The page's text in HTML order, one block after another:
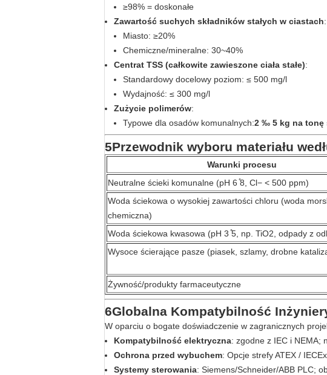
≥98% = doskonałe
Zawartość suchych składników stałych w ciastach:
Miasto: ≥20%
Chemiczne/mineralne: 30~40%
Centrat TSS (całkowite zawieszone ciała stałe):
Standardowy docelowy poziom: ≤ 500 mg/l
Wydajność: ≤ 300 mg/l
Zużycie polimerów:
Typowe dla osadów komunalnych:2 ‰ 5 kg na tonę
5Przewodnik wyboru materiału
Warunki procesu
Neutralne ścieki komunalne (pH 6 ̊8, Cl− < 500 ppm)
Woda ściekowa o wysokiej zawartości chloru (woda
chemiczna)
Woda ściekowa kwasowa (pH 3 ̊5, np. TiO2, odpady z
Wysoce ścierające pasze (piasek, szlamy, drobne
Żywność/produkty farmaceutyczne
6Globalna Kompatybilność
W oparciu o bogate doświadczenie w zagranicznych
Kompatybilność elektryczna: zgodne z IEC i NEMA;
Ochrona przed wybuchem: Opcje strefy ATEX /
Systemy sterowania: Siemens/Schneider/ABB PLC;